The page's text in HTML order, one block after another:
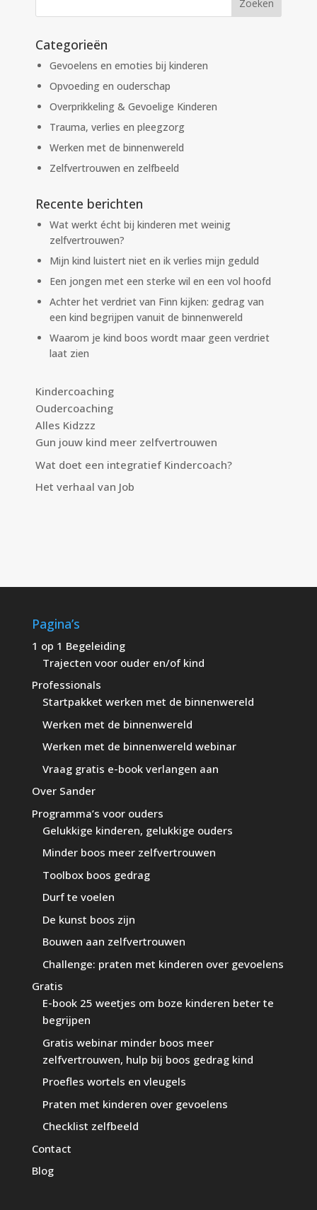
Categorieën
Gevoelens en emoties bij kinderen
Opvoeding en ouderschap
Overprikkeling & Gevoelige Kinderen
Trauma, verlies en pleegzorg
Werken met de binnenwereld
Zelfvertrouwen en zelfbeeld
Recente berichten
Wat werkt écht bij kinderen met weinig
zelfvertrouwen?
Mijn kind luistert niet en ik verlies mijn geduld
Een jongen met een sterke wil en een vol hoofd
Achter het verdriet van Finn kijken: gedrag van
een kind begrijpen vanuit de binnenwereld
Waarom je kind boos wordt maar geen verdriet
laat zien
Kindercoaching
Oudercoaching
Alles Kidzzz
Gun jouw kind meer zelfvertrouwen
Wat doet een integratief Kindercoach?
Het verhaal van Job
Pagina’s
1 op 1 Begeleiding
Trajecten voor ouder en/of kind
Professionals
Startpakket werken met de binnenwereld
Werken met de binnenwereld
Werken met de binnenwereld webinar
Vraag gratis e-book verlangen aan
Over Sander
Programma’s voor ouders
Gelukkige kinderen, gelukkige ouders
Minder boos meer zelfvertrouwen
Toolbox boos gedrag
Durf te voelen
De kunst boos zijn
Bouwen aan zelfvertrouwen
Challenge: praten met kinderen over gevoelens
Gratis
E-book 25 weetjes om boze kinderen beter te
begrijpen
Gratis webinar minder boos meer
zelfvertrouwen, hulp bij boos gedrag kind
Proefles wortels en vleugels
Praten met kinderen over gevoelens
Checklist zelfbeeld
Contact
Blog